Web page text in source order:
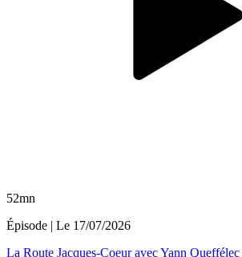
52mn
Épisode | Le 17/07/2026
La Route Jacques-Coeur avec Yann Queffélec